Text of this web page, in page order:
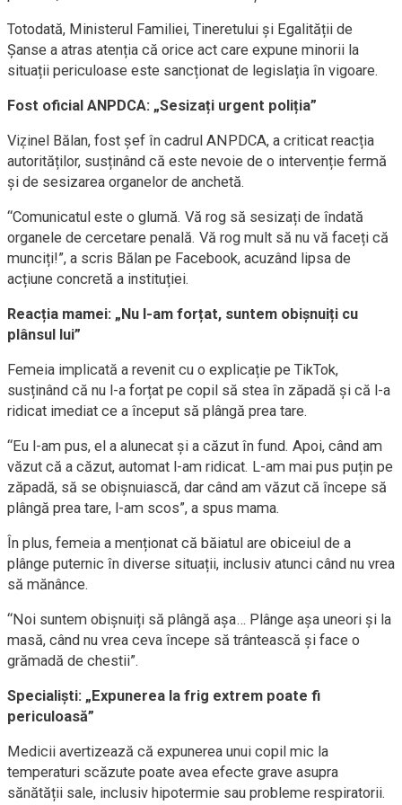
Totodată, Ministerul Familiei, Tineretului și Egalității de
Șanse a atras atenția că orice act care expune minorii la
situații periculoase este sancționat de legislația în vigoare.
Fost oficial ANPDCA: „Sesizați urgent poliția”
Viz̦inel Bălan, fost șef în cadrul ANPDCA, a criticat reacția
autorităților, susținând că este nevoie de o intervenție fermă
și de sesizarea organelor de anchetă.
“Comunicatul este o glumă. Vă rog să sesizați de îndată
organele de cercetare penală. Vă rog mult să nu vă faceți că
munciți!”, a scris Bălan pe Facebook, acuzând lipsa de
acțiune concretă a instituției.
Reacția mamei: „Nu l-am forțat, suntem obișnuiți cu
plânsul lui”
Femeia implicată a revenit cu o explicație pe TikTok,
susținând că nu l-a forțat pe copil să stea în zăpadă și că l-a
ridicat imediat ce a început să plângă prea tare.
“Eu l-am pus, el a alunecat și a căzut în fund. Apoi, când am
văzut că a căzut, automat l-am ridicat. L-am mai pus puțin pe
zăpadă, să se obișnuiască, dar când am văzut că începe să
plângă prea tare, l-am scos”, a spus mama.
În plus, femeia a menționat că băiatul are obiceiul de a
plânge puternic în diverse situații, inclusiv atunci când nu vrea
să mănânce.
“Noi suntem obișnuiți să plângă așa… Plânge așa uneori și la
masă, când nu vrea ceva începe să trântească și face o
grămadă de chestii”.
Specialiști: „Expunerea la frig extrem poate fi
periculoasă”
Medicii avertizează că expunerea unui copil mic la
temperaturi scăzute poate avea efecte grave asupra
sănătății sale, inclusiv hipotermie sau probleme respiratorii.